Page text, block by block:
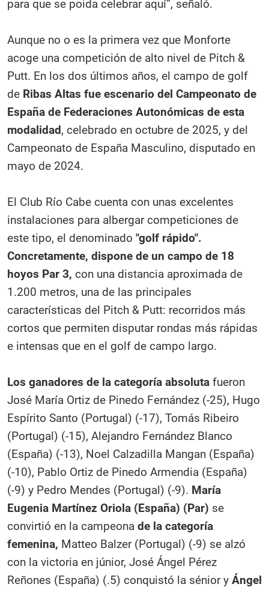
para que se poida celebrar aquí”, señaló.
Aunque no o es la primera vez que Monforte
acoge una competición de alto nivel de Pitch &
Putt. En los dos últimos años, el campo de golf
de Ribas Altas fue escenario del Campeonato de
España de Federaciones Autonómicas de esta
modalidad, celebrado en octubre de 2025, y del
Campeonato de España Masculino, disputado en
mayo de 2024.
El Club Río Cabe cuenta con unas excelentes
instalaciones para albergar competiciones de
este tipo, el denominado "golf rápido".
Concretamente, dispone de un campo de 18
hoyos Par 3, con una distancia aproximada de
1.200 metros, una de las principales
características del Pitch & Putt: recorridos más
cortos que permiten disputar rondas más rápidas
e intensas que en el golf de campo largo.
Los ganadores de la categoría absoluta fueron
José María Ortiz de Pinedo Fernández (-25), Hugo
Espírito Santo (Portugal) (-17), Tomás Ribeiro
(Portugal) (-15), Alejandro Fernández Blanco
(España) (-13), Noel Calzadilla Mangan (España)
(-10), Pablo Ortiz de Pinedo Armendia (España)
(-9) y Pedro Mendes (Portugal) (-9). María
Eugenia Martínez Oriola (España) (Par) se
convirtió en la campeona de la categoría
femenina, Matteo Balzer (Portugal) (-9) se alzó
con la victoria en júnior, José Ángel Pérez
Reñones (España) (.5) conquistó la sénior y Ángel